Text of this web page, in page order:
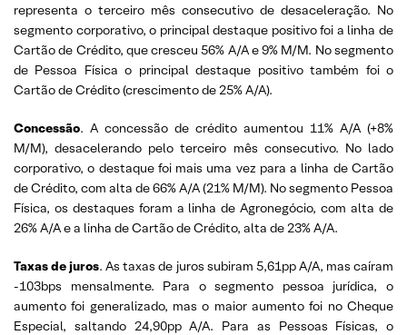
representa o terceiro mês consecutivo de desaceleração. No
segmento corporativo, o principal destaque positivo foi a linha de
Cartão de Crédito, que cresceu 56% A/A e 9% M/M. No segmento
de Pessoa Física o principal destaque positivo também foi o
Cartão de Crédito (crescimento de 25% A/A).
Concessão. A concessão de crédito aumentou 11% A/A (+8%
M/M), desacelerando pelo terceiro mês consecutivo. No lado
corporativo, o destaque foi mais uma vez para a linha de Cartão
de Crédito, com alta de 66% A/A (21% M/M). No segmento Pessoa
Física, os destaques foram a linha de Agronegócio, com alta de
26% A/A e a linha de Cartão de Crédito, alta de 23% A/A.
Taxas de juros. As taxas de juros subiram 5,61pp A/A, mas caíram
-103bps mensalmente. Para o segmento pessoa jurídica, o
aumento foi generalizado, mas o maior aumento foi no Cheque
Especial, saltando 24,90pp A/A. Para as Pessoas Físicas, o